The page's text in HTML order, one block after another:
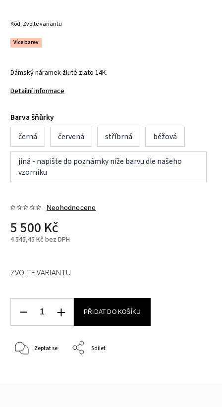
Kód: Zvolte variantu
Více barev
Dámský náramek žluté zlato 14K.
Detailní informace
Barva šňůrky
černá
červená stříbrná béžová
jiná - napište do poznámky níže barvu dle našeho
vzorníku
Neohodnoceno
5 500 Kč
4 545,45 Kč bez DPH
ZVOLTE VARIANTU
PŘIDAT DO KOŠÍKU
Zeptat se Sdílet